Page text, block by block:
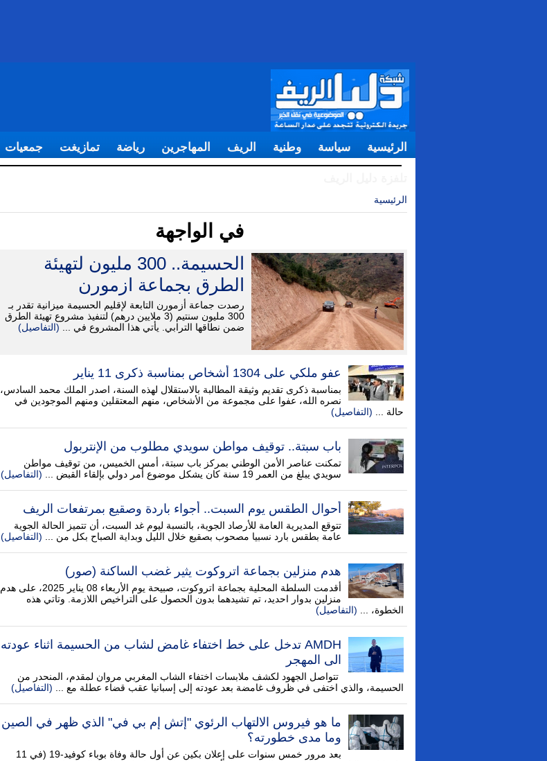
الرئيسية سياسة وطنية الريف المهاجرين رياضة تمازيغت جمعيات
الرئيسية
في الواجهة
الحسيمة.. 300 مليون لتهيئة
الطرق بجماعة ازمورن
رصدت جماعة أزمورن التابعة لإقليم الحسيمة ميزانية تقدر بـ
300 مليون سنتيم (3 ملايين درهم) لتنفيذ مشروع تهيئة الطرق
ضمن نطاقها الترابي. يأتي هذا المشروع في ... (التفاصيل)
عفو ملكي على 1304 أشخاص بمناسبة ذكرى 11 يناير
بمناسبة ذكرى تقديم وثيقة المطالبة بالاستقلال لهذه السنة، اصدر الملك محمد السادس،
نصره الله، عفوا على مجموعة من الأشخاص، منهم المعتقلين ومنهم الموجودين في
حالة ... (التفاصيل)
باب سبتة.. توقيف مواطن سويدي مطلوب من الإنتربول
تمكنت عناصر الأمن الوطني بمركز باب سبتة، أمس الخميس، من توقيف مواطن
سويدي يبلغ من العمر 19 سنة كان يشكل موضوع أمر دولي بإلقاء القبض ...
(التفاصيل)
أحوال الطقس يوم السبت.. أجواء باردة وصقيع بمرتفعات الريف
تتوقع المديرية العامة للأرصاد الجوية، بالنسبة ليوم غد السبت، أن تتميز الحالة الجوية
عامة بطقس بارد نسبيا مصحوب بصقيع خلال الليل وبداية الصباح بكل من ... (التفاصيل)
هدم منزلين بجماعة اتروكوت يثير غضب الساكنة (صور)
أقدمت السلطة المحلية بجماعة اتروكوت، صبيحة يوم الأربعاء 08 يناير 2025، على هدم
منزلين بدوار احديد، تم تشيدهما بدون الحصول على التراخيص اللازمة. وتاتي هذه
الخطوة، ... (التفاصيل)
AMDH تدخل على خط اختفاء غامض لشاب من الحسيمة اثناء عودته
الى المهجر
تتواصل الجهود لكشف ملابسات اختفاء الشاب المغربي مروان لمقدم، المنحدر من
الحسيمة، والذي اختفى في ظروف غامضة بعد عودته إلى إسبانيا عقب قضاء عطلة مع ... (التفاصيل)
ما هو فيروس الالتهاب الرئوي "إتش إم بي في" الذي ظهر في الصين
وما مدى خطورته؟
بعد مرور خمس سنوات على إعلان بكين عن أول حالة وفاة بوباء كوفيد-19 (في 11